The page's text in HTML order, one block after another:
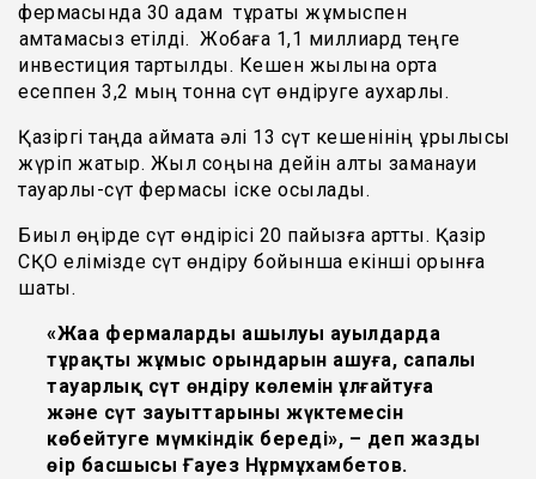
фермасында 30 адам тұрақты жұмыспен
қамтамасыз етілді. Жобаға 1,1 миллиард теңге
инвестиция тартылды. Кешен жылына орта
есеппен 3,2 мың тонна сүт өндіруге қаухарлы.
Қазіргі таңда аймақта әлі 13 сүт кешенінің құрылысы
жүріп жатыр. Жыл соңына дейін алты заманауи
тауарлы-сүт фермасы іске қосылады.
Биыл өңірде сүт өндірісі 20 пайызға артты. Қазір
СҚО елімізде сүт өндіру бойынша екінші орынға
шақты.
«Жаңа фермалардың ашылуы ауылдарда
тұрақты жұмыс орындарын ашуға, сапалы
тауарлық сүт өндіру көлемін ұлғайтуға
және сүт зауыттарының жүктемесін
көбейтуге мүмкіндік береді», – деп жазды
өңір басшысы Ғауез Нұрмұхамбетов.